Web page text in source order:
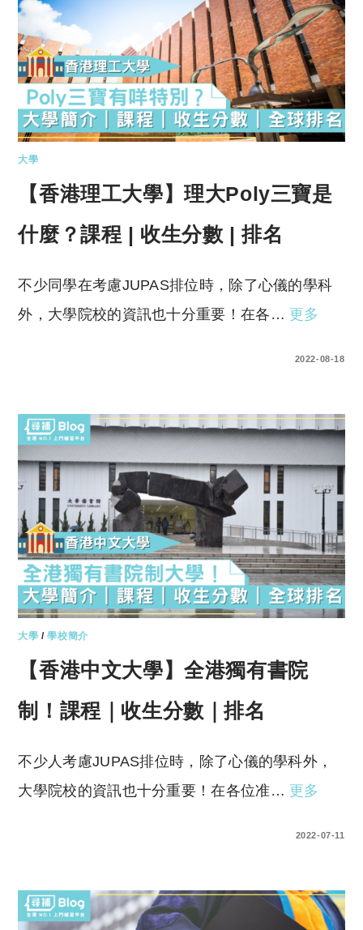
大學
【香港理工大學】理大Poly三寶是
什麼？課程 | 收生分數 | 排名
不少同學在考慮JUPAS排位時，除了心儀的學科
外，大學院校的資訊也十分重要！在各… 更多
2022-08-18
大學 /學校簡介
【香港中文大學】全港獨有書院
制！課程｜收生分數｜排名
不少人考慮JUPAS排位時，除了心儀的學科外，
大學院校的資訊也十分重要！在各位准… 更多
2022-07-11